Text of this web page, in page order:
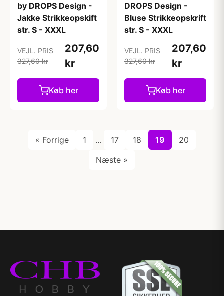
by DROPS Design -
Jakke Strikkeopskift
str. S - XXXL
VEJL. PRIS
327,60 kr
207,60
kr
Køb her
DROPS Design -
Bluse Strikkeopskrift
str. S - XXXL
VEJL. PRIS
327,60 kr
207,60
kr
Køb her
« Forrige 1 … 17 18 19
20
Næste »